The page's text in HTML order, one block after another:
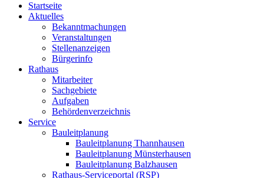
Startseite
Aktuelles
Bekanntmachungen
Veranstaltungen
Stellenanzeigen
Bürgerinfo
Rathaus
Mitarbeiter
Sachgebiete
Aufgaben
Behördenverzeichnis
Service
Bauleitplanung
Bauleitplanung Thannhausen
Bauleitplanung Münsterhausen
Bauleitplanung Balzhausen
Rathaus-Serviceportal (RSP)